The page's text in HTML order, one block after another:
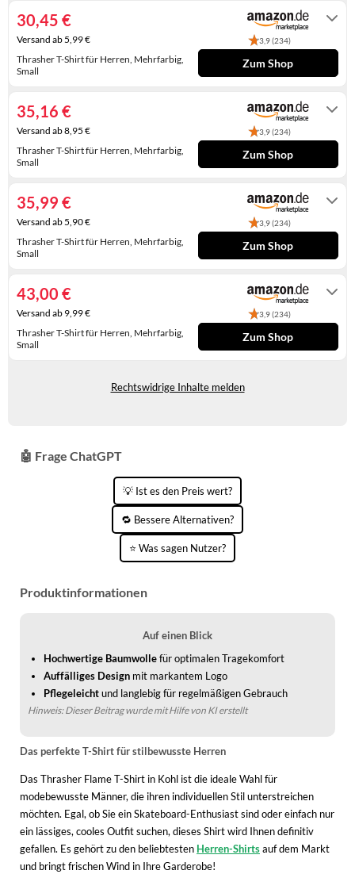
KINDERSCHUHE
LAUFSCHUHE
PANTOLETTEN
SCHUHZUBEHÖR
SNEAKERS
STIEFELETTEN
TREKKINGSANDALEN
STRANDTASCHEN
TASCHEN-ZUBEHÖR
Thrasher T-Shirt für Herren, Mehrfarbig,
Small
3,9 (234)
30,45 €
Versand ab 5,99 €
Zum Shop
Thrasher T-Shirt für Herren, Mehrfarbig,
Small
3,9 (234)
35,16 €
Versand ab 8,95 €
Zum Shop
Thrasher T-Shirt für Herren, Mehrfarbig,
Small
3,9 (234)
35,99 €
Versand ab 5,90 €
Zum Shop
Thrasher T-Shirt für Herren, Mehrfarbig,
Small
3,9 (234)
43,00 €
Versand ab 9,99 €
Zum Shop
Rechtswidrige Inhalte melden
🤖 Frage ChatGPT
💡 Ist es den Preis wert?
🔁 Bessere Alternativen?
⭐ Was sagen Nutzer?
Produktinformationen
Auf einen Blick
Hochwertige Baumwollefür optimalen Tragekomfort
Auffälliges Design mit markantem Logo
Pflegeleichtund langlebig für regelmäßigen Gebrauch
Hinweis: Dieser Beitrag wurde mit Hilfe von KI erstellt
Das perfekte T-Shirt für stilbewusste Herren
Das Thrasher Flame T-Shirt in Kohl ist die ideale Wahl für
modebewusste Männer, die ihren individuellen Stil unterstreichen
möchten. Egal, ob Sie ein Skateboard-Enthusiast sind oder einfach nur
ein lässiges, cooles Outfit suchen, dieses Shirt wird Ihnen definitiv
gefallen. Es gehört zu den beliebtesten Herren-Shirtsauf dem Markt
und bringt frischen Wind in Ihre Garderobe!